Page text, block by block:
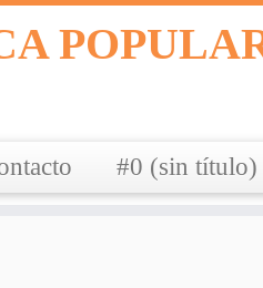
#0 (sin título)